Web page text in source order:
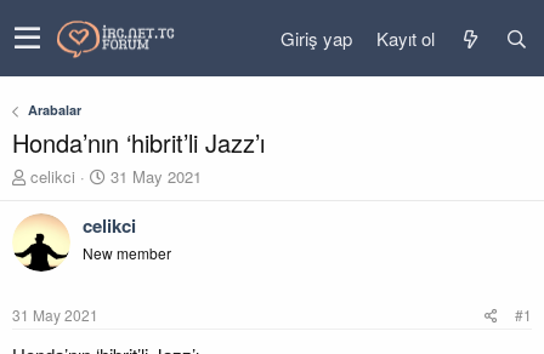
Giriş yap Kayıt ol
Arabalar
Honda’nın ‘hibrit’li Jazz’ı
K
n
u
y
b
a
celikci
B
ş
l
a
31 May 2021
celikci
New member
31 May 2021 #1